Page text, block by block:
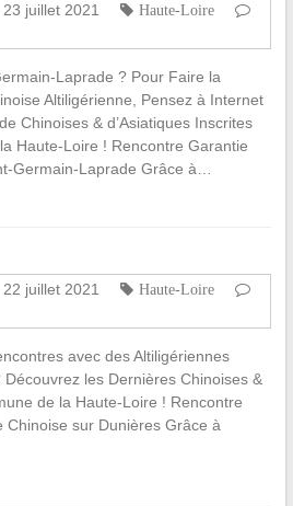
23 juillet 2021
Haute-Loire
Laprade ? Pour Faire la
Altiligérienne, Pensez à Internet
Chinoises & d’Asiatiques Inscrites
Haute-Loire ! Rencontre Garantie
Germain-Laprade Grâce à…
22 juillet 2021
Haute-Loire
avec des Altiligériennes
les Dernières Chinoises &
de la Haute-Loire ! Rencontre
Chinoise sur Dunières Grâce à